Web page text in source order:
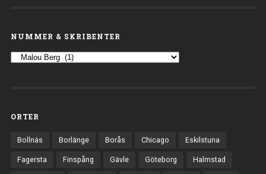
NUMMER & SKRIBENTER
ORTER
Bollnäs Borlänge Borås Chicago Eskilstuna
Fagersta Finspång Gävle Göteborg Halmstad